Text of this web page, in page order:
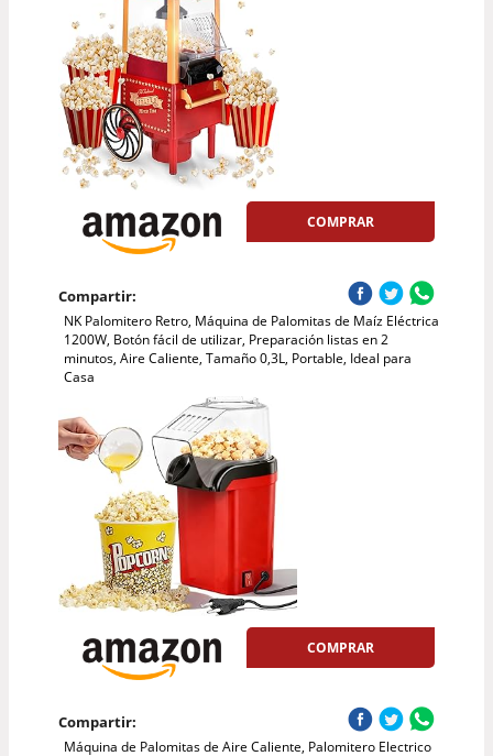
COMPRAR
Compartir:
NK Palomitero Retro, Máquina de Palomitas de Maíz Eléctrica
1200W, Botón fácil de utilizar, Preparación listas en 2
minutos, Aire Caliente, Tamaño 0,3L, Portable, Ideal para
Casa
COMPRAR
Compartir:
Máquina de Palomitas de Aire Caliente, Palomitero Electrico